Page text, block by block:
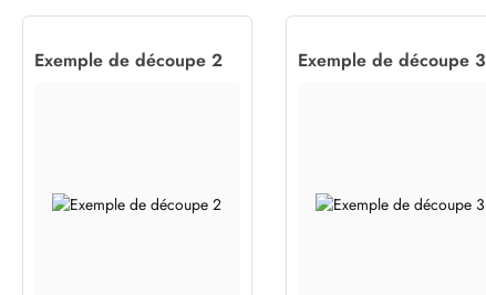
Exemple de découpe 2 Exemple de découpe 3